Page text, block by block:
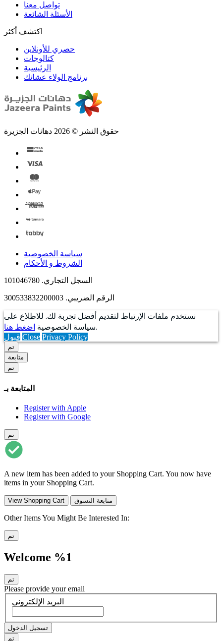
تواصل معنا
الأسئلة الشائعة
اكتشف أكثر
حصري للأونلاين
الرئيسية
برنامج الولاء عشانك
حقوق النشر © 2026 دهانات الجزيرة
سياسة الخصوصية
الشروط و الأحكام
السجل التجاري. 101046780
الرقم الضريبي. 300533832200003
نستخدم ملفات الإرتباط لتقديم أفضل تجربة لك. للاطلاع على
سياسة الخصوصية اضغط هنا .
قبول Close Privacy Policy
تم
متابعة
تم
المتابعة بـ
Register with Apple
Register with Google
تم
A new item has been added to your Shopping Cart. You now have
items in your Shopping Cart.
View Shopping Cart متابعة التسوق
Other Items You Might Be Interested In:
تم
Welcome %1
تم
Please provide your email
البريد الإلكتروني
تسجيل الدخول
تم